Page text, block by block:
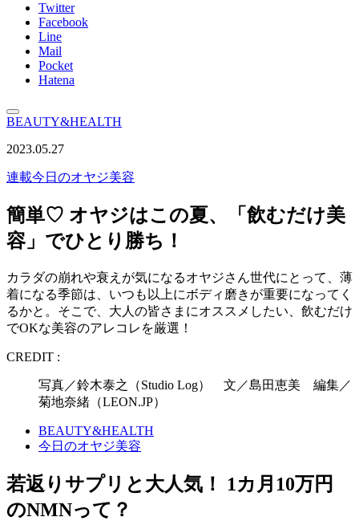
Twitter
Facebook
Line
Mail
Pocket
Hatena
BEAUTY&HEALTH
2023.05.27
連載今日のオヤジ美容
簡単♡ オヤジはこの夏、「飲むだけ美
容」でひとり勝ち！
カラダの崩れや衰えが気になるオヤジさん世代にとって、薄
着になる季節は、いつも以上にボディ磨きが重要になってく
るかと。そこで、大人の皆さまにオススメしたい、飲むだけ
でOKな美容のアレコレを厳選！
CREDIT :
写真／鈴木泰之（Studio Log） 文／島田恵美 編集／
菊地奈緒（LEON.JP）
BEAUTY&HEALTH
今日のオヤジ美容
若返りサプリと大人気！ 1カ月10万円
のNMNって？